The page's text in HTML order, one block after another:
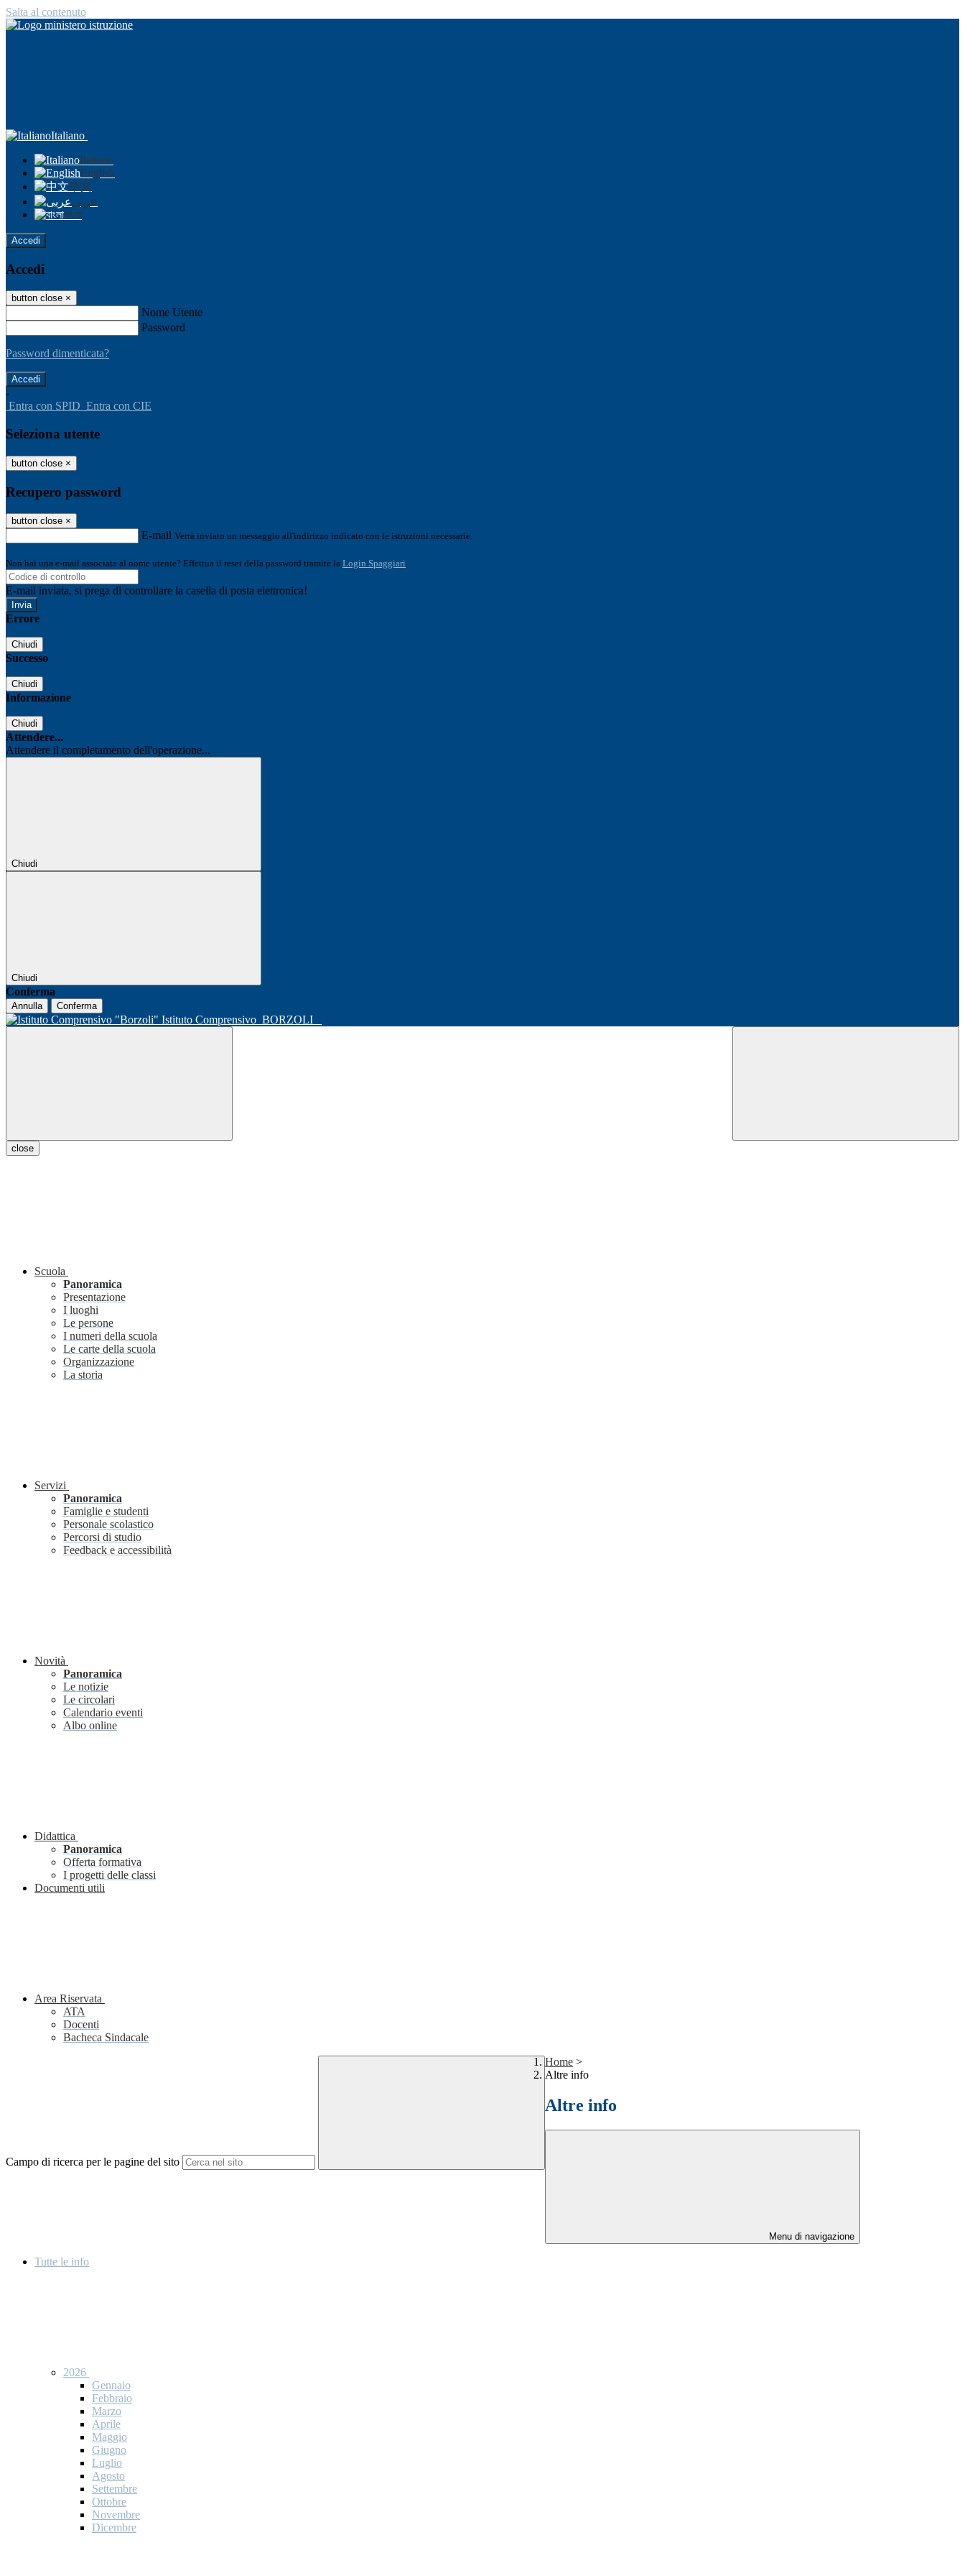
Salta al contenuto
Italiano
Italiano
English
中文
عربى
বাংলা
Accedi
Accedi
button close ×
Nome Utente
Password
Password dimenticata?
-
Entra con SPID Entra con CIE
Seleziona utente
button close ×
Recupero password
button close ×
E-mail Verrà inviato un messaggio all'indirizzo indicato con le istruzioni necessarie.
Non hai una e-mail associata al nome utente? Effettua il reset della password tramite la Login Spaggiari
E-mail inviata, si prega di controllare la casella di posta elettronica!
Errore
Chiudi
Successo
Chiudi
Informazione
Chiudi
Attendere...
Attendere il completamento dell'operazione...
Chiudi
Chiudi
Conferma
Annulla Conferma
Istituto Comprensivo BORZOLI
close
Scuola
Panoramica
Presentazione
I luoghi
Le persone
I numeri della scuola
Le carte della scuola
Organizzazione
La storia
Servizi
Panoramica
Famiglie e studenti
Personale scolastico
Percorsi di studio
Feedback e accessibilità
Novità
Panoramica
Le notizie
Le circolari
Calendario eventi
Albo online
Didattica
Panoramica
Offerta formativa
I progetti delle classi
Documenti utili
Area Riservata
ATA
Docenti
Bacheca Sindacale
Campo di ricerca per le pagine del sito
Home >
Altre info
Altre info
Menu di navigazione
Tutte le info
2026
Gennaio
Febbraio
Marzo
Aprile
Maggio
Giugno
Luglio
Agosto
Settembre
Ottobre
Novembre
Dicembre